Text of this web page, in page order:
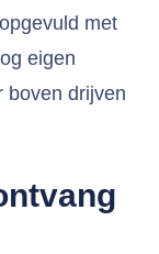
met
eigen
boven drijven